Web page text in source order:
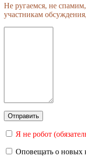
Не ругаемся, не
участникам
Я не робот
Оповещать о новых